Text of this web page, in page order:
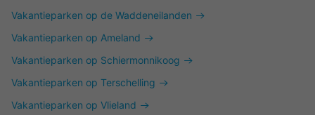
Vakantieparken op de Waddeneilanden
Vakantieparken op Ameland
Vakantieparken op Schiermonnikoog
Vakantieparken op Terschelling
Vakantieparken op Vlieland